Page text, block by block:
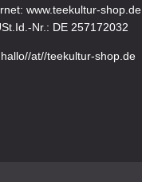
www.teekultur-shop.de
Nr.: DE 257172032
at//teekultur-shop.de